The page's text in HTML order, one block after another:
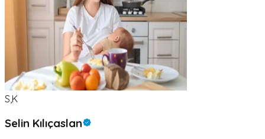
S,K
Selin Kılıçaslan